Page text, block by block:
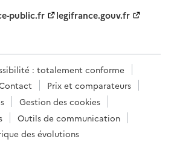
public.fr
legifrance.gouv.fr
: totalement conforme
Prix et comparateurs
Gestion des cookies
Outils de communication
des évolutions